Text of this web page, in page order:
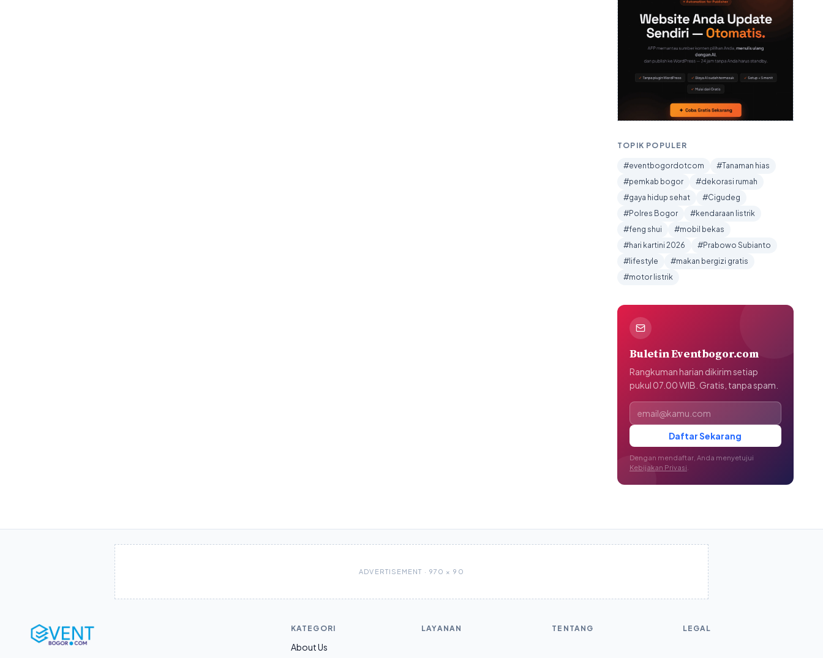
TOPIK POPULER
#eventbogordotcom
#Tanaman hias
#pemkab bogor
#dekorasi rumah
#gaya hidup sehat
#Cigudeg
#Polres Bogor
#kendaraan listrik
#feng shui
#mobil bekas
#hari kartini 2026
#Prabowo Subianto
#lifestyle
#makan bergizi gratis
#motor listrik
Buletin Eventbogor.com
Rangkuman harian dikirim setiap
pukul 07.00 WIB. Gratis, tanpa spam.
Alamat email
Daftar Sekarang
Dengan mendaftar, Anda menyetujui
Kebijakan Privasi
ADVERTISEMENT · 970 × 90
KATEGORI
About Us
LAYANAN TENTANG LEGAL